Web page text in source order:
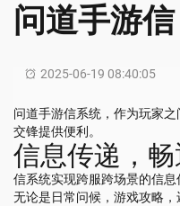
问道手游信
2025-06-19 08:40:05
问道手游信系统，作为玩家
交锋提供便利。
信息传递，畅
信系统实现跨服跨场景的信息
无论是日常问候，游戏攻略，